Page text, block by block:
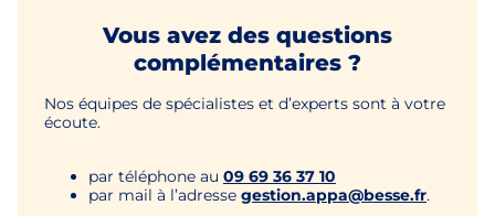
Vous avez des questions
complémentaires ?
Nos équipes de spécialistes et d’experts sont à votre
écoute.
par téléphone au 09 69 36 37 10
par mail à l’adresse gestion.appa@besse.fr.